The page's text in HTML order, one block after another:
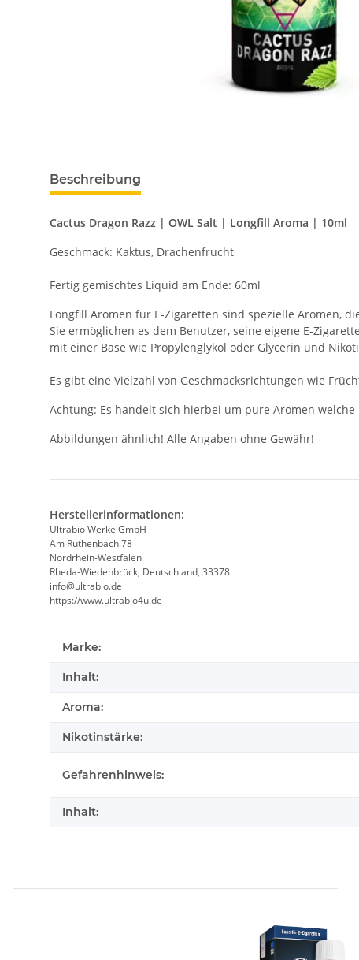
Beschreibung
Cactus Dragon Razz | OWL Salt | Longfill Aroma | 10ml
Geschmack: Kaktus, Drachenfrucht
Fertig gemischtes Liquid am Ende: 60ml
Longfill Aromen für E-Zigaretten sind spezielle Aromen,
Sie ermöglichen es dem Benutzer, seine eigene E-
mit einer Base wie Propylenglykol oder Glycerin und
Es gibt eine Vielzahl von Geschmacksrichtungen wie
Achtung: Es handelt sich hierbei um pure Aromen
Abbildungen ähnlich! Alle Angaben ohne Gewähr!
Herstellerinformationen:
Ultrabio Werke GmbH
Am Ruthenbach 78
Nordrhein-Westfalen
Rheda-Wiedenbrück, Deutschland, 33378
info@ultrabio.de
https://www.ultrabio4u.de
Marke:
Inhalt:
Aroma:
Nikotinstärke:
Gefahrenhinweis:
Inhalt: